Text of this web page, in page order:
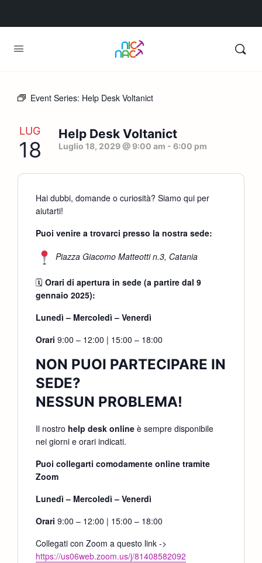
Event Series: Help Desk Voltanict
LUG
18
Help Desk Voltanict
Luglio 18, 2029 @ 9:00 am - 6:00 pm
Hai dubbi, domande o curiosità? Siamo qui per
aiutarti!
Puoi venire a trovarci presso la nostra sede:
Piazza Giacomo Matteotti n.3, Catania
🗓 Orari di apertura in sede (a partire dal 9
gennaio 2025):
Lunedì – Mercoledì – Venerdì
Orari 9:00 – 12:00 | 15:00 – 18:00
NON PUOI PARTECIPARE IN
SEDE?
NESSUN PROBLEMA!
Il nostro help desk online è sempre disponibile
nei giorni e orari indicati.
Puoi collegarti comodamente online tramite
Zoom
Lunedì – Mercoledì – Venerdì
Orari 9:00 – 12:00 | 15:00 – 18:00
Collegati con Zoom a questo link ->
https://us06web.zoom.us/j/81408582092